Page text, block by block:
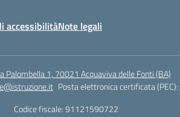
accessibilitàNote legali
Palombella 1, 70021 Acquaviva delle Fonti (BA)
Posta elettronica certificata (PEC):
Codice fiscale: 91121590722